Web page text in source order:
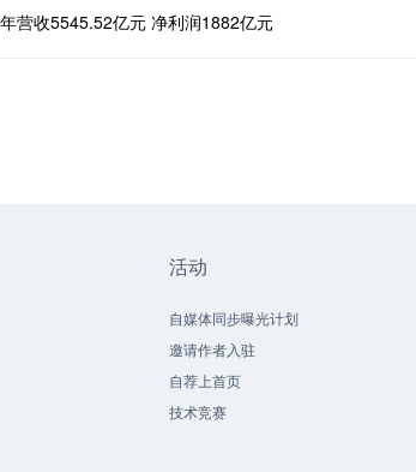
营收5545.52亿元 净利润1882亿元
活动
自媒体同步曝光计划
邀请作者入驻
自荐上首页
技术竞赛